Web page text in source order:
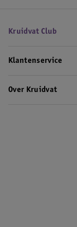
Kruidvat Club
Klantenservice
Over Kruidvat